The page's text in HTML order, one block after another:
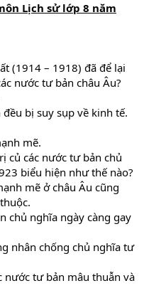
Lịch sử lớp 8 năm
(1914 – 1918) đã để lại
nước tư bản châu Âu?
bị suy sụp về kinh tế.
mẽ.
củ các nước tư bản chủ
biểu hiện như thế nào?
mẽ ở châu Âu cũng
chủ nghĩa ngày càng gay
nhân chống chủ nghĩa tư
nước tư bản mâu thuẫn và